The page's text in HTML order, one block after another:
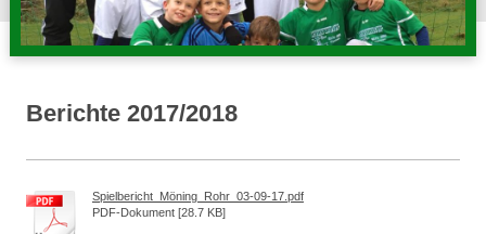
Berichte 2017/2018
Spielbericht_Möning_Rohr_03-09-17.pdf
PDF-Dokument [28.7 KB]